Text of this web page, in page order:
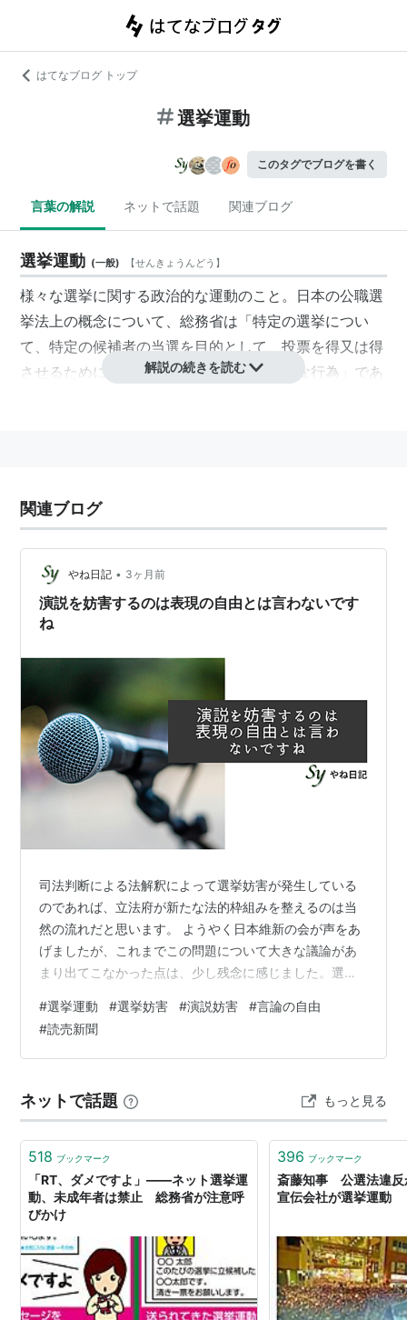
はてなブログ トップ
選挙運動
このタグでブログを書く
言葉の解説 ネットで話題 関連ブログ
選挙運動 (一般) 【せんきょうんどう 】
様々な選挙に関する政治的な運動のこと。日本の公職選
挙法上の概念について、総務省は「特定の選挙につい
て、特定の候補者の当選を目的として、投票を得又は得
させるために直接又は間接に必要かつ有利な行為」であ
解説の続きを読む
関連ブログ
やね日記 • 3ヶ月前
演説を妨害するのは表現の自由とは言わないです
ね
司法判断による法解釈によって選挙妨害が発生している
のであれば、立法府が新たな法的枠組みを整えるのは当
然の流れだと思います。 ようやく日本維新の会が声をあ
げましたが、これまでこの問題について大きな議論があ
まり出てこなかった点は、少し残念に感じました。選挙
単純に「表現の自由」として片付けられるものではない
でしょう。 聴衆にも演説を聞く権利があるはずです。も
ちろん、公職選挙法の「選挙の自由妨害罪」をどこまで
います。 ただ少なくとも、大声による妨害や威迫行為に
よって演説そのものが成立しなくなるような状況…
#選挙運動 #選挙妨害 #演説妨害 #言論の自由
#読売新聞
ネットで話題 もっと見る
518 ブックマーク
「RT、ダメですよ」――ネット選挙運
動、未成年者は禁止 総務省が注意呼
びかけ
396 ブックマーク
斎藤知事 公選法違
宣伝会社が選挙運動